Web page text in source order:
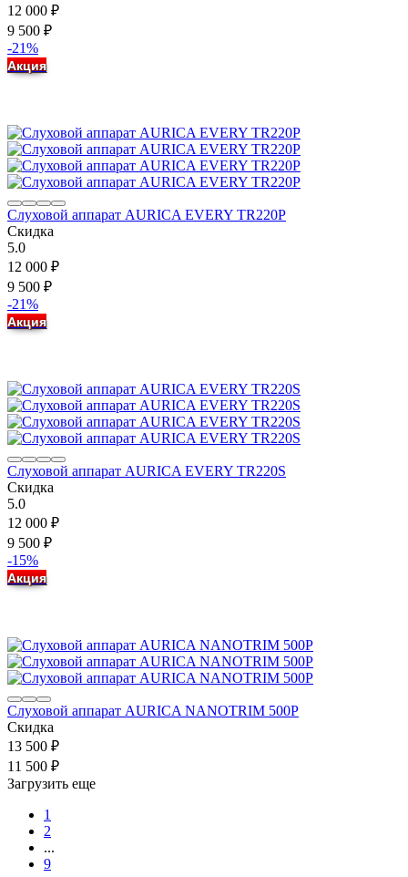
12 000 ₽
9 500 ₽
-21%
Акция
Слуховой аппарат AURICA EVERY TR220P
Скидка
5.0
12 000 ₽
9 500 ₽
-21%
Акция
Слуховой аппарат AURICA EVERY TR220S
Скидка
5.0
12 000 ₽
9 500 ₽
-15%
Акция
Слуховой аппарат AURICA NANOTRIM 500P
Скидка
13 500 ₽
11 500 ₽
Загрузить еще
1
2
...
9